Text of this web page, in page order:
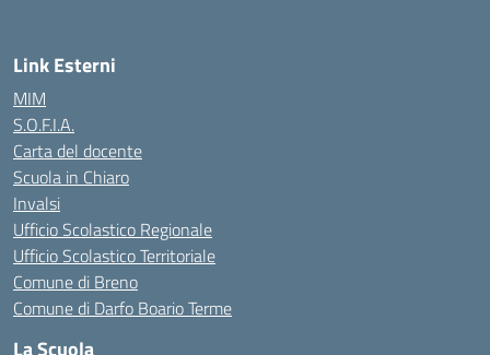
Link Esterni
MIM
S.O.F.I.A.
Carta del docente
Scuola in Chiaro
Invalsi
Ufficio Scolastico Regionale
Ufficio Scolastico Territoriale
Comune di Breno
Comune di Darfo Boario Terme
La Scuola